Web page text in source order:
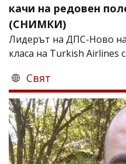
качи на редовен
(СНИМКИ)
Лидерът на ДПС-Ново
класа на Turkish Airlines
Свят